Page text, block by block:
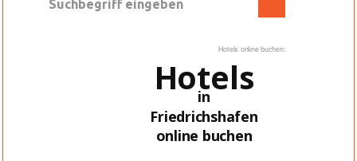
Hotels online buchen:
Hotels
in
Friedrichshafen
online buchen